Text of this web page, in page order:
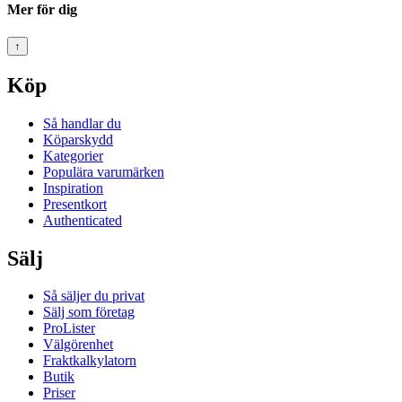
Mer för dig
↑
Köp
Så handlar du
Köparskydd
Kategorier
Populära varumärken
Inspiration
Presentkort
Authenticated
Sälj
Så säljer du privat
Sälj som företag
ProLister
Välgörenhet
Fraktkalkylatorn
Butik
Priser